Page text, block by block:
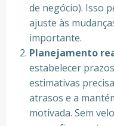
de negócio). Isso
ajuste às
importante.
Planejamento
estabelecer
estimativas
atrasos e a
motivada. Sem